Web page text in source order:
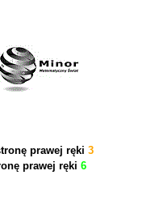
prawej ręki 3
prawej ręki 6